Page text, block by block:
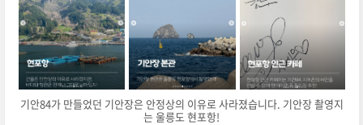
기안84가 만들었던 기안장은 안정상의 이유로 사라졌습니다. 기안장 촬영지
는 울릉도 현포항!